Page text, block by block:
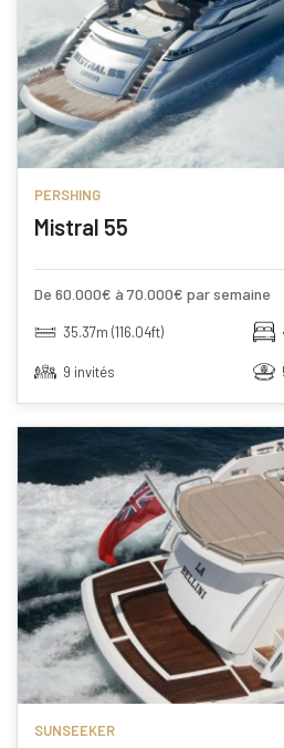
PERSHING
Mistral 55
De 60.000€ à 70.000€ par semaine
35.37m (116.04ft)
9 invités
SUNSEEKER